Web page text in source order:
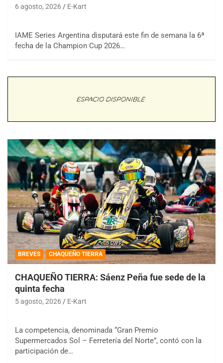
6 agosto, 2026 E-Kart
IAME Series Argentina disputará este fin de semana la 6ª
fecha de la Champion Cup 2026…
BREVES CHAQUEÑO TIERRA
CHAQUEÑO TIERRA: Sáenz Peña fue sede de la
quinta fecha
5 agosto, 2026 E-Kart
La competencia, denominada “Gran Premio
Supermercados Sol – Ferretería del Norte”, contó con la
participación de…